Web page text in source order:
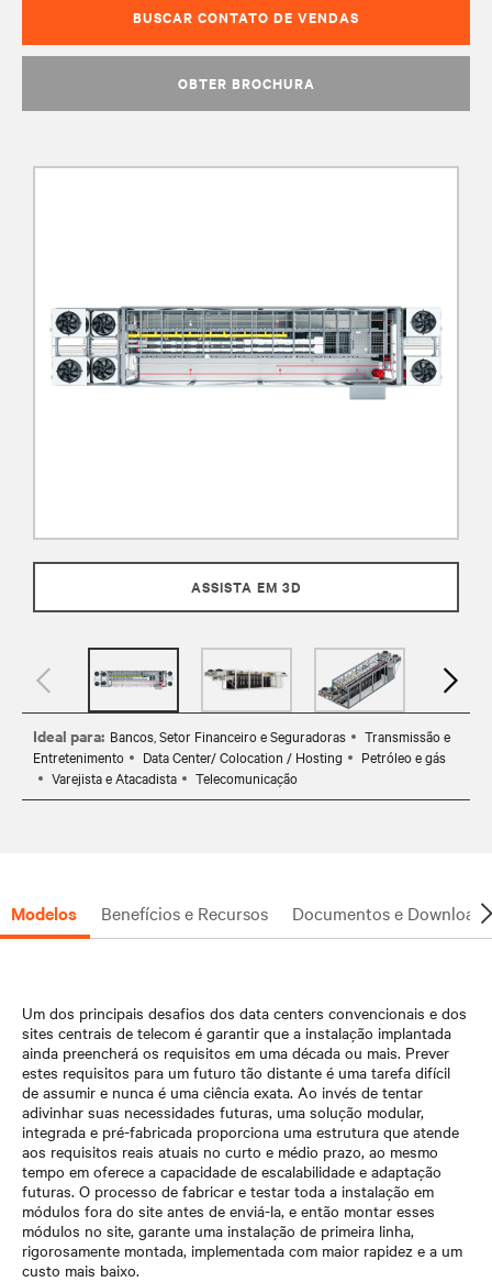
BUSCAR CONTATO DE VENDAS
OBTER BROCHURA
ASSISTA EM 3D
Ideal para: Bancos, Setor Financeiro e Seguradoras
Transmissão e
Entretenimento
Data Center/ Colocation / Hosting
Petróleo e gás
Varejista e Atacadista
Telecomunicação
Modelos Benefícios e Recursos Documentos e Downloads
Um dos principais desafios dos data centers convencionais e dos
sites centrais de telecom é garantir que a instalação implantada
ainda preencherá os requisitos em uma década ou mais. Prever
estes requisitos para um futuro tão distante é uma tarefa difícil
de assumir e nunca é uma ciência exata. Ao invés de tentar
adivinhar suas necessidades futuras, uma solução modular,
integrada e pré-fabricada proporciona uma estrutura que atende
aos requisitos reais atuais no curto e médio prazo, ao mesmo
tempo em oferece a capacidade de escalabilidade e adaptação
futuras. O processo de fabricar e testar toda a instalação em
módulos fora do site antes de enviá-la, e então montar esses
módulos no site, garante uma instalação de primeira linha,
rigorosamente montada, implementada com maior rapidez e a um
custo mais baixo.